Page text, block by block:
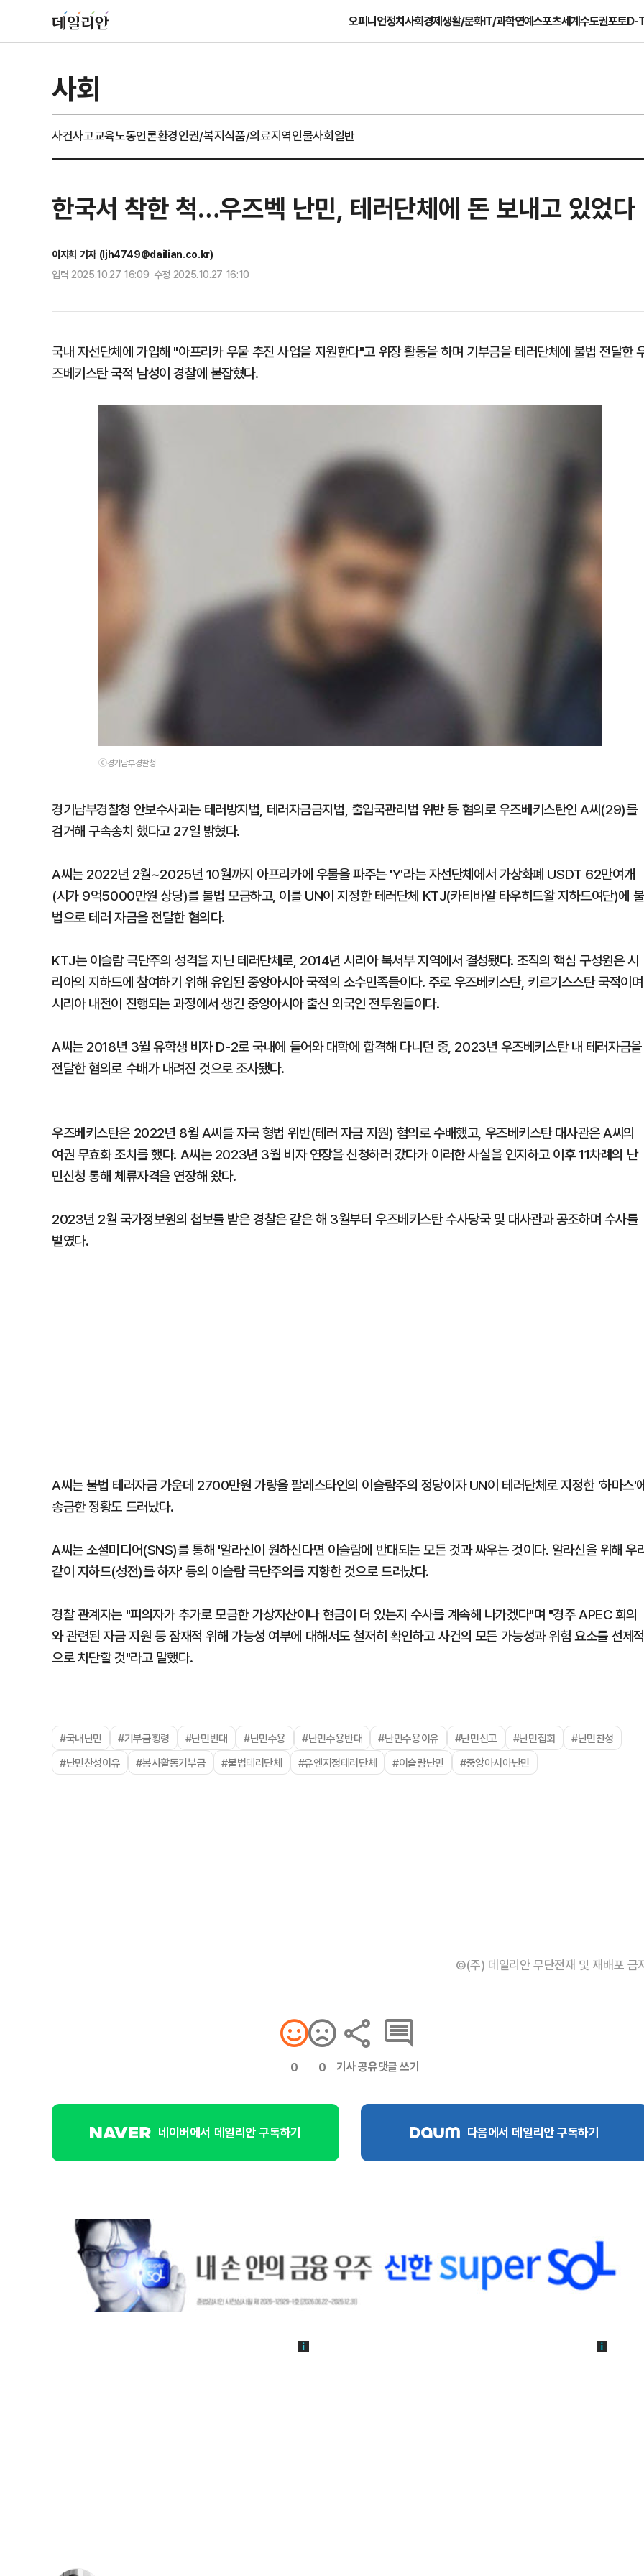
오피니언정치사회경제생활/문화IT/과학연예스포츠세계수도권포토D-
사회
사건사고교육노동언론환경인권/복지식품/의료지역인물사회일반
한국서 착한 척…우즈벡 난민, 테러단체에 돈 보내고 있었다
이지희 기자 (ljh4749@dailian.co.kr)
입력 2025.10.27 16:09 수정 2025.10.27 16:10
국내 자선단체에 가입해 "아프리카 우물 추진 사업을 지원한다"고 위장 활동을 하며 기부금을 테러단체에 불법 전달한
즈베키스탄 국적 남성이 경찰에 붙잡혔다.
ⓒ경기남부경찰청
경기남부경찰청 안보수사과는 테러방지법, 테러자금금지법, 출입국관리법 위반 등 혐의로 우즈베키스탄인 A씨(29)를
검거해 구속송치 했다고 27일 밝혔다.
A씨는 2022년 2월~2025년 10월까지 아프리카에 우물을 파주는 'Y'라는 자선단체에서 가상화폐 USDT 62만여개
(시가 9억5000만원 상당)를 불법 모금하고, 이를 UN이 지정한 테러단체 KTJ(카티바알 타우히드왈 지하드여단)에 불
법으로 테러 자금을 전달한 혐의다.
KTJ는 이슬람 극단주의 성격을 지닌 테러단체로, 2014년 시리아 북서부 지역에서 결성됐다. 조직의 핵심 구성원은 시
리아의 지하드에 참여하기 위해 유입된 중앙아시아 국적의 소수민족들이다. 주로 우즈베키스탄, 키르기스스탄 국적이며
시리아 내전이 진행되는 과정에서 생긴 중앙아시아 출신 외국인 전투원들이다.
A씨는 2018년 3월 유학생 비자 D-2로 국내에 들어와 대학에 합격해 다니던 중, 2023년 우즈베키스탄 내 테러자금을
전달한 혐의로 수배가 내려진 것으로 조사됐다.
우즈베키스탄은 2022년 8월 A씨를 자국 형법 위반(테러 자금 지원) 혐의로 수배했고, 우즈베키스탄 대사관은 A씨의
여권 무효화 조치를 했다. A씨는 2023년 3월 비자 연장을 신청하러 갔다가 이러한 사실을 인지하고 이후 11차례의 난
민신청 통해 체류자격을 연장해 왔다.
2023년 2월 국가정보원의 첩보를 받은 경찰은 같은 해 3월부터 우즈베키스탄 수사당국 및 대사관과 공조하며 수사를
벌였다.
A씨는 불법 테러자금 가운데 2700만원 가량을 팔레스타인의 이슬람주의 정당이자 UN이 테러단체로 지정한 '하마스'
송금한 정황도 드러났다.
A씨는 소셜미디어(SNS)를 통해 '알라신이 원하신다면 이슬람에 반대되는 모든 것과 싸우는 것이다. 알라신을 위해 우
같이 지하드(성전)를 하자' 등의 이슬람 극단주의를 지향한 것으로 드러났다.
경찰 관계자는 "피의자가 추가로 모금한 가상자산이나 현금이 더 있는지 수사를 계속해 나가겠다"며 "경주 APEC 회의
와 관련된 자금 지원 등 잠재적 위해 가능성 여부에 대해서도 철저히 확인하고 사건의 모든 가능성과 위험 요소를 선제
으로 차단할 것"라고 말했다.
#국내난민 #기부금횡령 #난민반대 #난민수용 #난민수용반대 #난민수용이유 #난민신고 #난민집회
#난민찬성
#난민찬성이유
#봉사활동기부금 #불법테러단체 #유엔지정테러단체 #이슬람난민 #중앙아시아난민
©(주) 데일리안 무단전재 및 재배포 금
0 0 기사 공유댓글 쓰기
네이버에서 데일리안 구독하기 다음에서 데일리안 구독하기